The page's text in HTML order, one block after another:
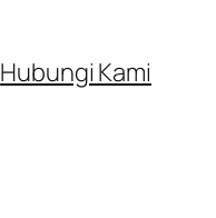
Hubungi Kami